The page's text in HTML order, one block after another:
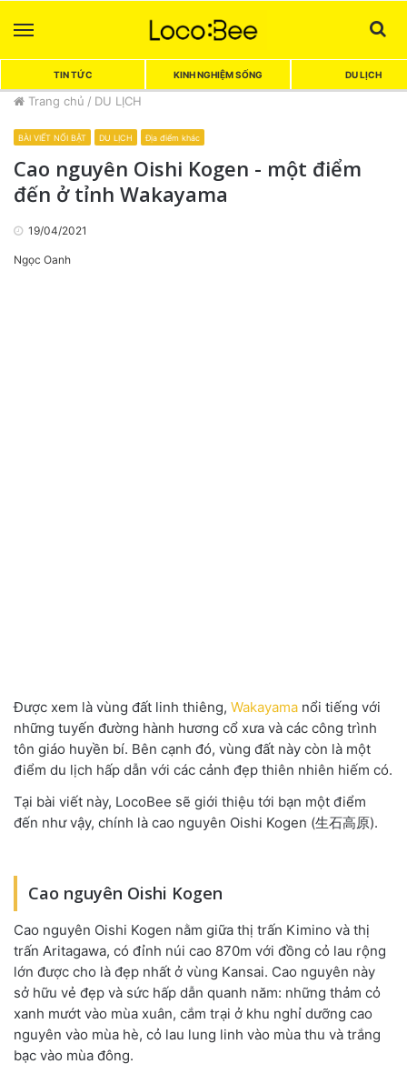
TIN TỨC KINH NGHIỆM SỐNG DU LỊCH
Trang chủ / DU LỊCH
BÀI VIẾT NỔI BẬT DU LỊCH Địa điểm khác
Cao nguyên Oishi Kogen - một điểm
đến ở tỉnh Wakayama
19/04/2021
Ngọc Oanh
Được xem là vùng đất linh thiêng, Wakayama nổi tiếng với
những tuyến đường hành hương cổ xưa và các công trình
tôn giáo huyền bí. Bên cạnh đó, vùng đất này còn là một
điểm du lịch hấp dẫn với các cảnh đẹp thiên nhiên hiếm có.
Tại bài viết này, LocoBee sẽ giới thiệu tới bạn một điểm
đến như vậy, chính là cao nguyên Oishi Kogen (生石高原).
Cao nguyên Oishi Kogen
Cao nguyên Oishi Kogen nằm giữa thị trấn Kimino và thị
trấn Aritagawa, có đỉnh núi cao 870m với đồng cỏ lau rộng
lớn được cho là đẹp nhất ở vùng Kansai. Cao nguyên này
sở hữu vẻ đẹp và sức hấp dẫn quanh năm: những thảm cỏ
xanh mướt vào mùa xuân, cắm trại ở khu nghỉ dưỡng cao
nguyên vào mùa hè, cỏ lau lung linh vào mùa thu và trắng
bạc vào mùa đông.